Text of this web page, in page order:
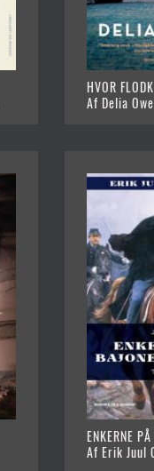
HVOR
Af Delia
ENKERNE
Af Erik Juul